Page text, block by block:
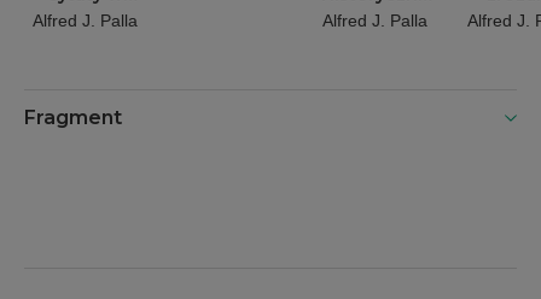
języku
Alfred J. Palla
wiarygodność
Alfred J. Palla
i
Alfred J.
Fragment